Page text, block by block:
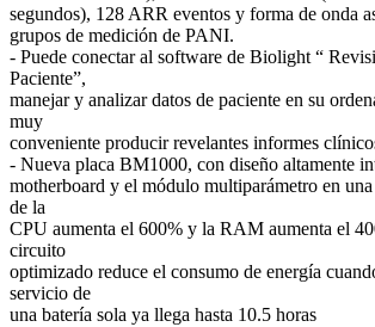
segundos), 128 ARR eventos y forma de onda
grupos de medición de PANI.
- Puede conectar al software de Biolight “
Paciente”,
manejar y analizar datos de paciente en su
muy
conveniente producir revelantes informes
- Nueva placa BM1000, con diseño altamente
motherboard y el módulo multiparámetro en
de la
CPU aumenta el 600% y la RAM aumenta el
circuito
optimizado reduce el consumo de energía
servicio de
una batería sola ya llega hasta 10.5 horas